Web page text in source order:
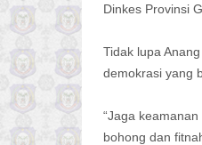
Dinkes Provinsi
Tidak lupa
demokrasi yang
“Jaga
bohong dan